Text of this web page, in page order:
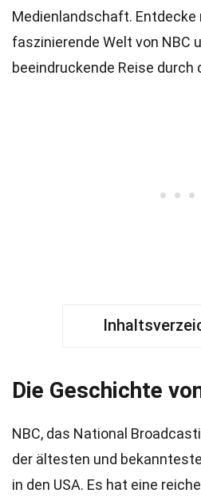
Medienlandschaft. Entdecke
faszinierende Welt von NBC
beeindruckende Reise durch
Die Geschichte
NBC, das National
der ältesten und
in den USA. Es hat eine